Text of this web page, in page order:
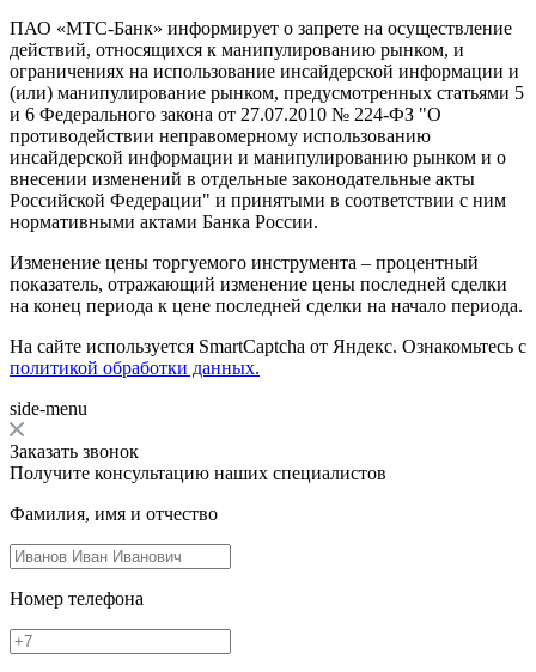
ПАО «МТС-Банк» информирует о запрете на осуществление
действий, относящихся к манипулированию рынком, и
ограничениях на использование инсайдерской информации и
(или) манипулирование рынком, предусмотренных статьями 5
и 6 Федерального закона от 27.07.2010 № 224-ФЗ "О
противодействии неправомерному использованию
инсайдерской информации и манипулированию рынком и о
внесении изменений в отдельные законодательные акты
Российской Федерации" и принятыми в соответствии с ним
нормативными актами Банка России.
Изменение цены торгуемого инструмента – процентный
показатель, отражающий изменение цены последней сделки
на конец периода к цене последней сделки на начало периода.
На сайте используется SmartCaptcha от Яндекс. Ознакомьтесь с
политикой обработки данных.
side-menu
Заказать звонок
Получите консультацию наших специалистов
Фамилия, имя и отчество
Номер телефона